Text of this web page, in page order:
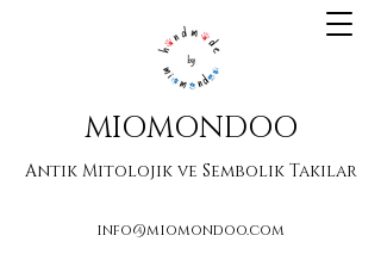
MIOMONDOO
Antik Mitolojik ve Sembolik Takılar
info@miomondoo.com